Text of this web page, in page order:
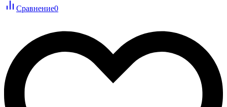
Сравнение0